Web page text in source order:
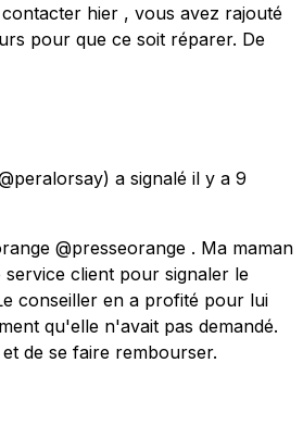
hier , vous avez rajouté
pour que ce soit réparer. De
a signalé il y a 9
@presseorange . Ma maman
service client pour signaler le
conseiller en a profité pour lui
qu'elle n'avait pas demandé.
de se faire rembourser.